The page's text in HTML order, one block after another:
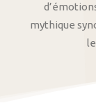
mythique